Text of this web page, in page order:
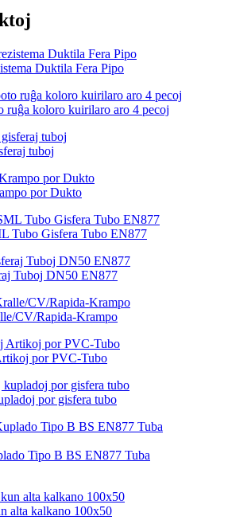
Duktila Fera Pipo
ruĝa koloro kuirilaro aro 4 pecoj
tuboj
por Dukto
Tubo Gisfera Tubo EN877
Tuboj DN50 EN877
CV/Rapida-Krampo
por PVC-Tubo
por gisfera tubo
Tipo B BS EN877 Tuba
alta kalkano 100х50